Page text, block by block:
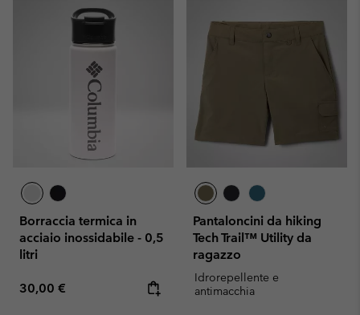
Borraccia termica in
acciaio inossidabile - 0,5
litri
Regular price:
30,00 €
Pantaloncini da hiking
Tech Trail™ Utility da
ragazzo
Idrorepellente e
antimacchia